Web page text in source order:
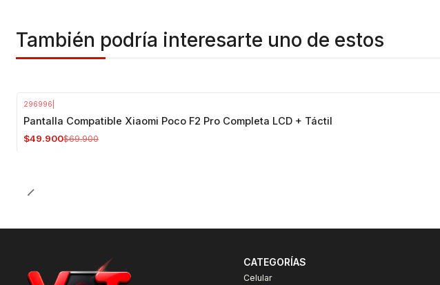
También podría interesarte uno de estos
296996
Pantalla Compatible Xiaomi Poco F2 Pro Completa LCD + Táctil
$49.900$69.900
CATEGORÍAS
Celular